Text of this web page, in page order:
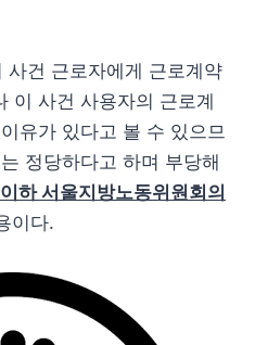
사건 근로자에게 근로계약
이 사건 사용자의 근로계
유가 있다고 볼 수 있으므
정당하다고 하며 부당해
이하 서울지방노동위원회의
이다.